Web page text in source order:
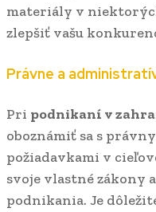
materiály v
zlepšiť vašu
Právne a
Pri podnikaní v
oboznámiť sa s
požiadavkami v
svoje vlastné zákony
podnikania. Je